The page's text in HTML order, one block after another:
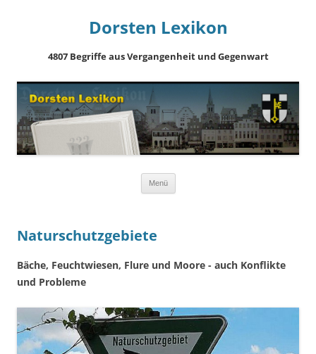
Dorsten Lexikon
4807 Begriffe aus Vergangenheit und Gegenwart
Menü
Naturschutzgebiete
Bäche, Feuchtwiesen, Flure und Moore - auch Konflikte
und Probleme